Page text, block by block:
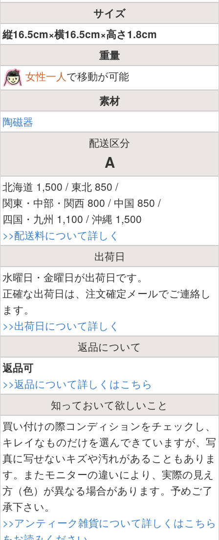
サイズ
縦16.5cm×横16.5cm×高さ1.8cm
重量
女性一人で移動が可能
素材
陶磁器
配送区分
A
北海道 1,500 / 東北 850 /
関東・中部・関西 800 / 中国 850 /
四国・九州 1,100 / 沖縄 1,500
>>配送料について詳しく
出荷日
水曜日・金曜日が出荷日です。
正確な出荷日は、注文確定メールでご連絡し
ます。
>>出荷日について詳しく
返品について
返品可
>>返品について詳しくはこちら
知っておいて欲しいこと
買い付けの際コンディションをチェックし、
キレイなものだけを選んできていますが、写
真に写せないキズや汚れがあることもありま
す。またモニターの違いにより、実際の見え
方（色）が異なる場合があります。予めご了
承下さい。
>>アンティーク雑貨について詳しくはこちら